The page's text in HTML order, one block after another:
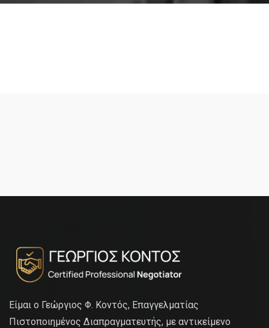
Είμαι ο Γεώργιος Φ. Κοντός, Επαγγελματίας
Πιστοποιημένος Διαπραγματευτής, με αντικείμενο